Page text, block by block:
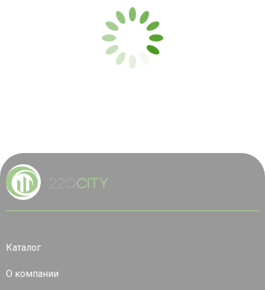
Каталог
О компании